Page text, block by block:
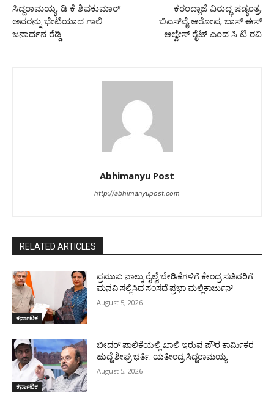
ಸಿದ್ದರಾಮಯ್ಯ, ಡಿ ಕೆ ಶಿವಕುಮಾರ್
ಅವರನ್ನು ಭೇಟಿಯಾದ ಗಾಲಿ
ಜನಾರ್ದನ ರೆಡ್ಡಿ
ಕರಂದ್ಲಾಜೆ ವಿರುದ್ಧ ಷಡ್ಯಂತ್ರ,
ಬಿಎಸ್‌ವೈ ಆರೋಪ; ಬಾಸ್ ಈಸ್
ಆಲ್ವೇಸ್ ರೈಟ್ ಎಂದ ಸಿ ಟಿ ರವಿ
Abhimanyu Post
http://abhimanyupost.com
RELATED ARTICLES
ಕರ್ನಾಟಕ
ಪ್ರಮುಖ ನಾಲ್ಕು ರೈಲ್ವೆ ಬೇಡಿಕೆಗಳಿಗೆ ಕೇಂದ್ರ ಸಚಿವರಿಗೆ
ಮನವಿ ಸಲ್ಲಿಸಿದ ಸಂಸದೆ ಪ್ರಭಾ ಮಲ್ಲಿಕಾರ್ಜುನ್
August 5, 2026
ಕರ್ನಾಟಕ
ಬೀದರ್ ಪಾಲಿಕೆಯಲ್ಲಿ ಖಾಲಿ ಇರುವ ಪೌರ ಕಾರ್ಮಿಕರ
ಹುದ್ದೆ ಶೀಘ್ರ ಭರ್ತಿ: ಯತೀಂದ್ರ ಸಿದ್ದರಾಮಯ್ಯ
August 5, 2026